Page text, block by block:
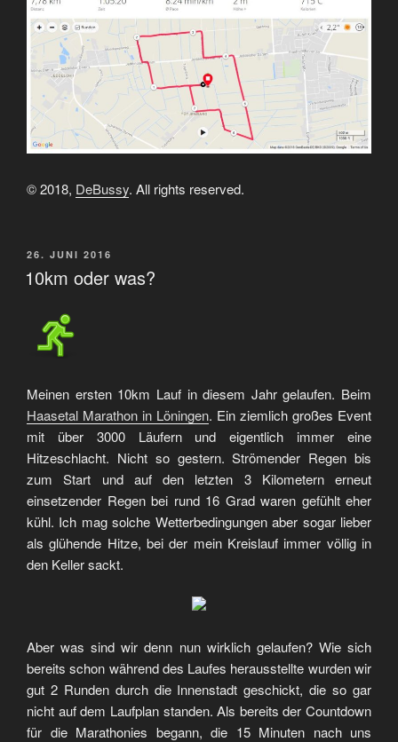
© 2018, DeBussy. All rights reserved.
VERÖFFENTLICHT
26. JUNI 2016
10km oder was?
Meinen ersten 10km Lauf in diesem Jahr gelaufen. Beim
Haasetal Marathon in Löningen. Ein ziemlich großes Event
mit über 3000 Läufern und eigentlich immer eine
Hitzeschlacht. Nicht so gestern. Strömender Regen bis
zum Start und auf den letzten 3 Kilometern erneut
einsetzender Regen bei rund 16 Grad waren gefühlt eher
kühl. Ich mag solche Wetterbedingungen aber sogar lieber
als glühende Hitze, bei der mein Kreislauf immer völlig in
den Keller sackt.
Aber was sind wir denn nun wirklich gelaufen? Wie sich
bereits schon während des Laufes herausstellte wurden wir
gut 2 Runden durch die Innenstadt geschickt, die so gar
nicht auf dem Laufplan standen. Als bereits der Countdown
für die Marathonies begann, die 15 Minuten nach uns